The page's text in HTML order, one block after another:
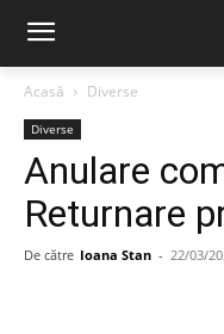
Acasă Diverse
Diverse
Anulare
Returnare
De către Ioana Stan - 22/03/